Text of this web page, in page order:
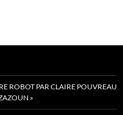
ROBOT PAR CLAIRE POUVREAU
»